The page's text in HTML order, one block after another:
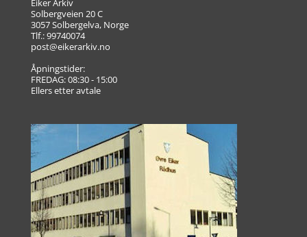
Eiker Arkiv
Solbergveien 20 C
3057 Solbergelva, Norge
Tlf.: 99740074
post@eikerarkiv.no
Åpningstider:
FREDAG: 08:30 - 15:00
Ellers etter avtale